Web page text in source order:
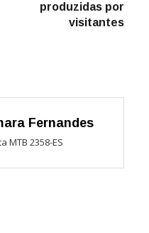
produzidas por
visitantes
Fernandes
MTB 2358-ES